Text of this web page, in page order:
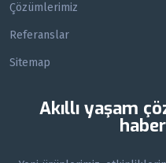
Çözümlerimiz
Referanslar
Sitemap
Akıllı yaşam